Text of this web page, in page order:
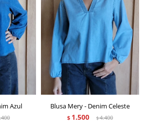
Azul Blusa Mery - Denim Celeste
$ 1.500 $4.400